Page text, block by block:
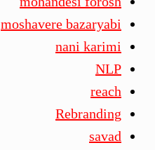
moshavere bazaryabi
nani karimi
NLP
reach
Rebranding
savad